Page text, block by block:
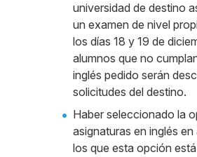
universidad de destino
un examen de nivel
los días 18 y 19 de
alumnos que no
inglés pedido serán
solicitudes del destino.
Haber seleccionado la
asignaturas en inglés
los que esta opción